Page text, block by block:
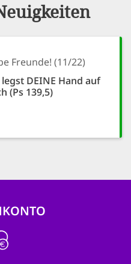
Freunde! (11/22)
legst DEINE Hand auf
(Ps 139,5)